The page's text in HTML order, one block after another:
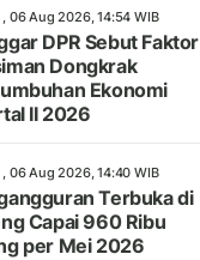
, 06 Aug 2026, 14:54 WIB
DPR Sebut Faktor
Dongkrak
Ekonomi
II 2026
, 06 Aug 2026, 14:40 WIB
Terbuka di
Capai 960 Ribu
per Mei 2026